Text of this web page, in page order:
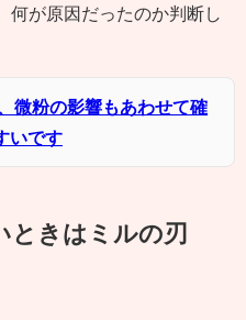
が原因だったのか判断し
微粉の影響もあわせて確
いです
ときはミルの刃